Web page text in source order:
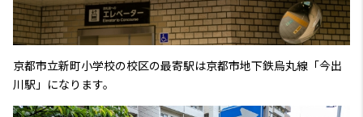
京都市立新町小学校の校区の最寄駅は京都市地下鉄烏丸線「今出
川駅」になります。